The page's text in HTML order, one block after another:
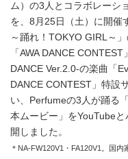
ム）の3人とコラボレーシ
を、8月25日（土）に開催
～踊れ！TOKYO GIRL～
「AWA DANCE
DANCE Ver.2.0-の楽曲「
DANCE CONTEST」特設
い、Perfumeの3人が踊る
本ムービー」をYouTube
開しました。
＊NA-FW120V1・FA120V1。国